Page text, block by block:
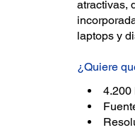
atractivas,
laptops y
¿Quiere
4.200